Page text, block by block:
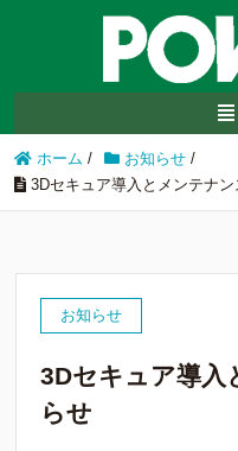
ホーム / お知らせ /
3Dセキュア導入とメンテナ
お知らせ
3Dセキュア導入
らせ